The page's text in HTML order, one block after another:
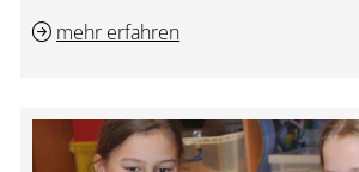
mehr erfahren